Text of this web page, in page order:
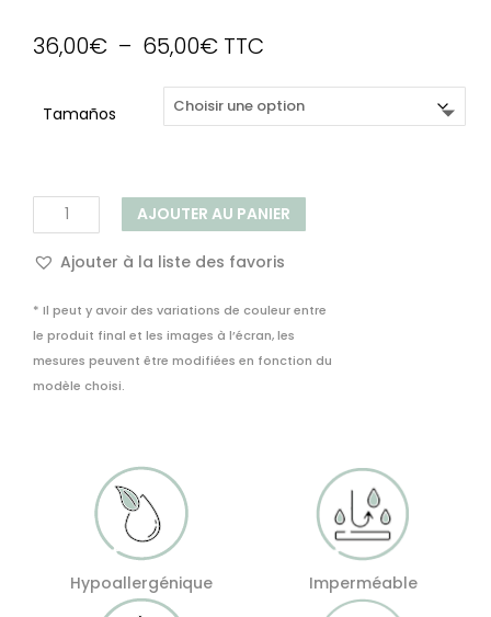
36,00€ – 65,00€Plage
prix :
36,00€
TTC
Tamaños
quantité
de
Nappe
Vichy
AJOUTER AU PANIER
Ajouter à la liste des favoris
* Il peut y avoir des variations de couleur entre
le produit final et les images à l’écran, les
mesures peuvent être modifiées en fonction du
modèle choisi.
Hypoallergénique Imperméable